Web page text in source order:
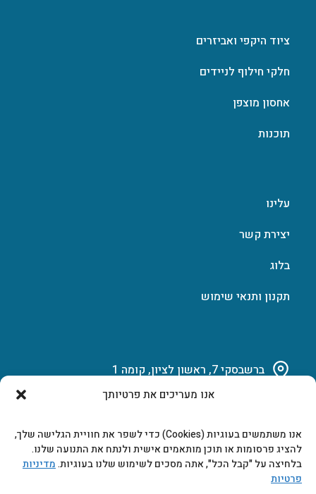
אנו מעריכים את פרטיותך
אנו משתמשים בעוגיות (Cookies) כדי לשפר את חוויית הגלישה שלך,
להציג פרסומות או תוכן מותאמים אישית ולנתח את התנועה שלנו.
בלחיצה על "קבל הכל", אתה מסכים לשימוש שלנו בעוגיות.מדיניות
פרטיות
ציוד היקפי ואביזרים
חלקי חילוף לניידים
אחסון מוצפן
תוכנות
עלינו
יצירת קשר
בלוג
תקנון ותנאי שימוש
ברשבסקי 7, ראשון לציון, קומה 1
marketing@b-tech.co.il